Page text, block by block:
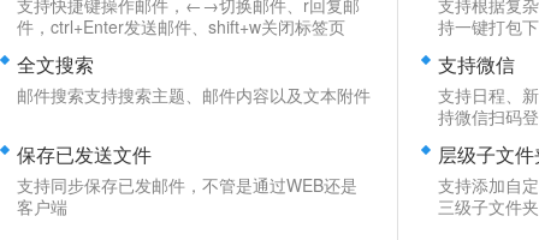
支持快捷键操作邮件，←→切换邮件、r回复邮
件，ctrl+Enter发送邮件、shift+w关闭标签页
全文搜索
邮件搜索支持搜索主题、邮件内容以及文本附件
保存已发送文件
支持同步保存已发邮件，不管是通过WEB还是
客户端
支持根据复
持一键打包
支持微信
支持日程、
持微信扫码
层级子文
支持添加自
三级子文件夹